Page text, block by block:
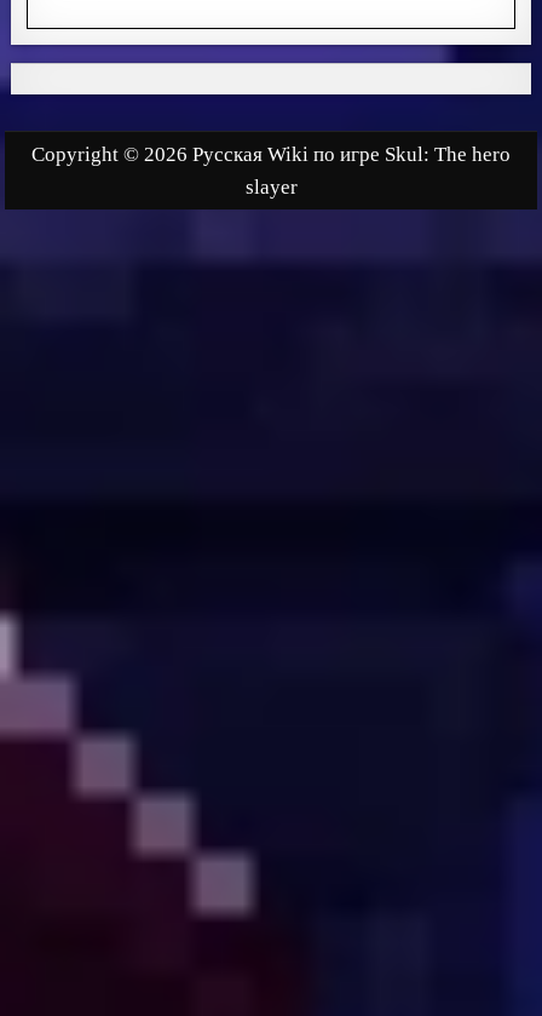
Copyright © 2026 Русская Wiki по игре Skul: The hero
slayer